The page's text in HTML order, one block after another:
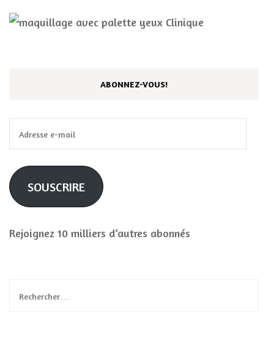
ABONNEZ-VOUS!
e-
mail
SOUSCRIRE
Rejoignez 10 milliers d’autres abonnés
Rechercher :